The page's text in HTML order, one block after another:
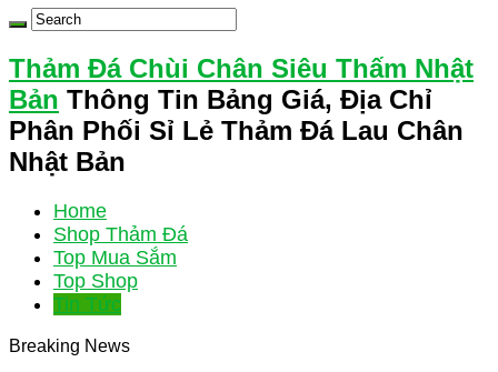
Thảm Đá Chùi Chân Siêu Thấm Nhật
Bản Thông Tin Bảng Giá, Địa Chỉ
Phân Phối Sỉ Lẻ Thảm Đá Lau Chân
Nhật Bản
Home
Shop Thảm Đá
Top Mua Sắm
Top Shop
Tin Tức
Breaking News